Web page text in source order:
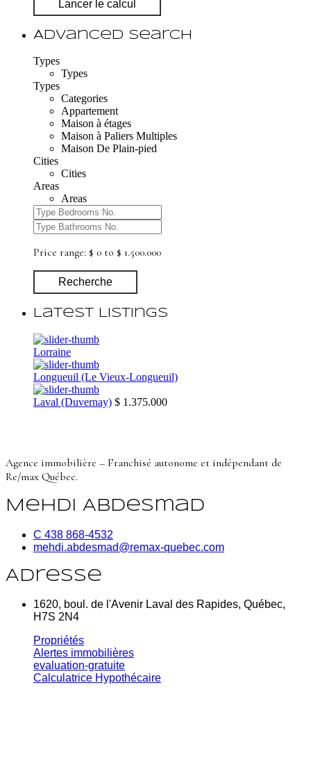
Lancer le calcul
Advanced Search
Types
Types
Types
Categories
Appartement
Maison à étages
Maison à Paliers Multiples
Maison De Plain-pied
Cities
Cities
Areas
Areas
Price range: $ 0 to $ 1.500.000
Recherche
Latest Listings
Lorraine
Longueuil (Le Vieux-Longueuil)
Laval (Duvernay) $ 1.375.000
Agence immobilière – Franchisé autonome et indépendant de
Re/max Québec.
Mehdi Abdesmad
C 438 868-4532
mehdi.abdesmad@remax-quebec.com
Adresse
1620, boul. de l'Avenir Laval des Rapides, Québec,
H7S 2N4
Propriétés
Alertes immobilières
evaluation-gratuite
Calculatrice Hypothécaire